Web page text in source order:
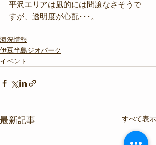
平沢エリアは凪的には問題なさそうで
すが、透明度が心配･･･。
海況情報
伊豆半島ジオパーク
イベント
最新記事 すべて表示